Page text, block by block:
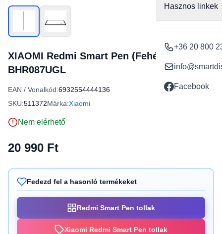
Hasznos linkek
+36 20 800
Facebook
XIAOMI Redmi Smart Pen (Fehér) /
BHR087UGL
EAN / Vonalkód:6932554444136
SKU:511372Márka:Xiaomi
Nem elérhető
20 990 Ft
Fedezd fel a hasonló termékeket
Redmi Smart Pen tollak
Xiaomi Redmi Smart Pen tollak